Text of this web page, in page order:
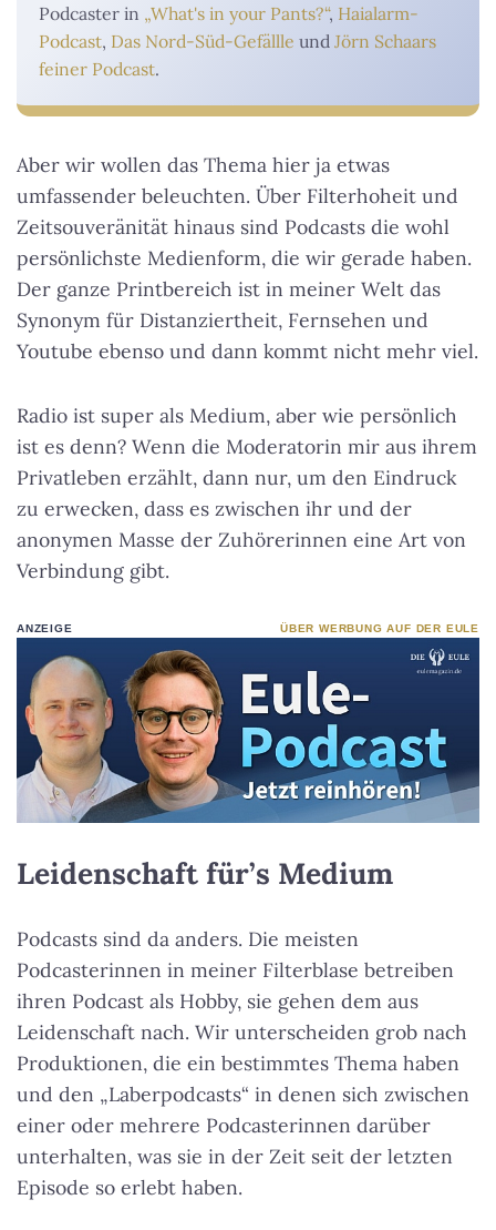
Podcaster in „What's in your Pants?“, Haialarm-
Podcast, Das Nord-Süd-Gefällle und Jörn Schaars
feiner Podcast.
Aber wir wollen das Thema hier ja etwas
umfassender beleuchten. Über Filterhoheit und
Zeitsouveränität hinaus sind Podcasts die wohl
persönlichste Medienform, die wir gerade haben.
Der ganze Printbereich ist in meiner Welt das
Synonym für Distanziertheit, Fernsehen und
Youtube ebenso und dann kommt nicht mehr viel.
Radio ist super als Medium, aber wie persönlich
ist es denn? Wenn die Moderatorin mir aus ihrem
Privatleben erzählt, dann nur, um den Eindruck
zu erwecken, dass es zwischen ihr und der
anonymen Masse der Zuhörerinnen eine Art von
Verbindung gibt.
ANZEIGE ÜBER WERBUNG AUF DER EULE
Leidenschaft für’s Medium
Podcasts sind da anders. Die meisten
Podcasterinnen in meiner Filterblase betreiben
ihren Podcast als Hobby, sie gehen dem aus
Leidenschaft nach. Wir unterscheiden grob nach
Produktionen, die ein bestimmtes Thema haben
und den „Laberpodcasts“ in denen sich zwischen
einer oder mehrere Podcasterinnen darüber
unterhalten, was sie in der Zeit seit der letzten
Episode so erlebt haben.